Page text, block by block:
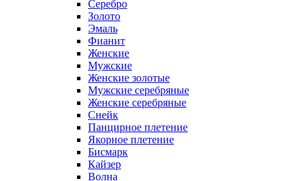
Серебро
Золото
Эмаль
Фианит
Женские
Мужские
Женские золотые
Мужские серебряные
Женские серебряные
Снейк
Панцирное плетение
Якорное плетение
Бисмарк
Кайзер
Волна